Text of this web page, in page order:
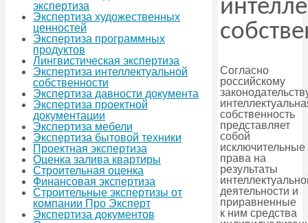
Согласно
российскому
собственность
представляет
собой
исключительные
права на
результаты
деятельности и
приравненные
к ним средства
экспертиза
Экспертиза художественных
ценностей
Экспертиза программных
продуктов
Лингвистическая экспертиза
Экспертиза интеллектуальной
собственности
Экспертиза давности документа
Экспертиза проектной
документации
Экспертиза мебели
Экспертиза бытовой техники
Проектная экспертиза
Оценка залива квартиры
Строительная оценка
Финансовая экспертиза
Строительные экспертизы от
компании Про Эксперт
Экспертиза документов